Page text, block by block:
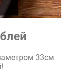
33см